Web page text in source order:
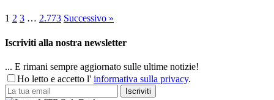
1 2 3 … 2.773 Successivo »
Iscriviti alla nostra newsletter
... E rimani sempre aggiornato sulle ultime notizie!
Ho letto e accetto l' informativa sulla privacy.